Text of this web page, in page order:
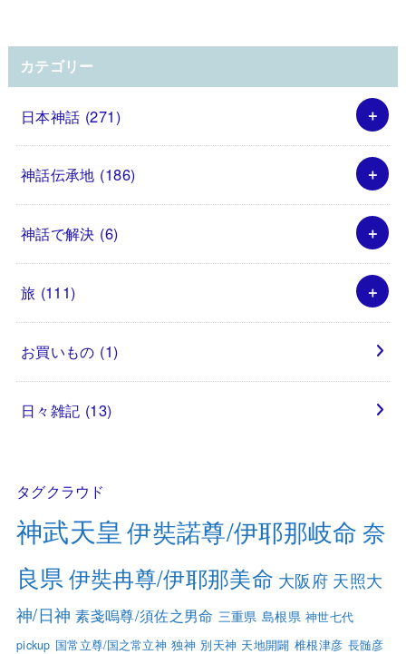
カテゴリー
日本神話 (271)
神話伝承地 (186)
神話で解決 (6)
旅 (111)
お買いもの (1)
日々雑記 (13)
タグクラウド
神武天皇 伊奘諾尊/伊耶那岐命 奈
良県 伊奘冉尊/伊耶那美命 大阪府 天照大
神/日神 素戔嗚尊/須佐之男命 三重県 島根県 神世七代
pickup 国常立尊/国之常立神 独神 別天神 天地開闢 椎根津彦 長髄彦